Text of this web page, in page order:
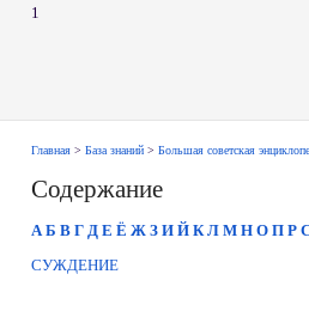
1
Главная > База знаний > Большая советская
Содержание
А Б В Г Д Е Ё Ж З И Й К Л М Н О П Р
СУЖДЕНИЕ